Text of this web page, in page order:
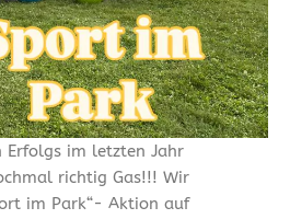
Erfolgs im letzten Jahr
richtig Gas!!! Wir
im Park“- Aktion auf